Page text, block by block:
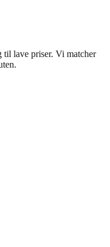
til lave priser. Vi matcher